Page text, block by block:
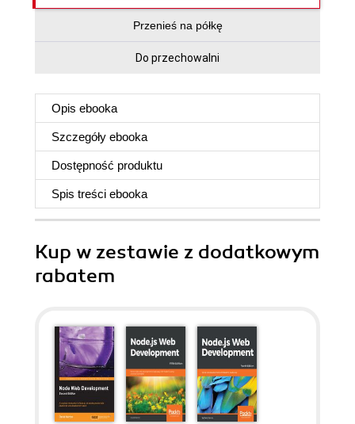
Przenieś na półkę
Do przechowalni
Opis ebooka
Szczegóły ebooka
Dostępność produktu
Spis treści ebooka
Kup w zestawie z dodatkowym
rabatem